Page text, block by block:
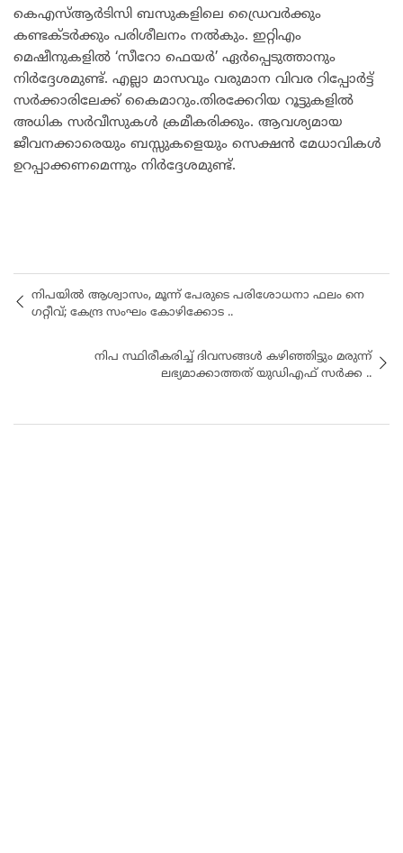
കെഎസ്ആർടിസി ബസുകളിലെ ഡ്രൈവർക്കും
കണ്ടക്ടർക്കും പരിശീലനം നൽകും. ഇറ്റിഎം
മെഷീനുകളിൽ ‘സീറോ ഫെയർ’ ഏർപ്പെടുത്താനും
നിർദ്ദേശമുണ്ട്. എല്ലാ മാസവും വരുമാന വിവര റിപ്പോർട്ട്
സർക്കാരിലേക്ക് കൈമാറും.തിരക്കേറിയ റൂട്ടുകളിൽ
അധിക സർവീസുകൾ ക്രമീകരിക്കും. ആവശ്യമായ
ജീവനക്കാരെയും ബസ്സുകളെയും സെക്ഷൻ മേധാവികൾ
ഉറപ്പാക്കണമെന്നും നിർദ്ദേശമുണ്ട്.
നിപയിൽ ആശ്വാസം, മൂന്ന് പേരുടെ പരിശോധനാ ഫലം നെ​
ഗറ്റീവ്; കേന്ദ്ര സംഘം കോഴിക്കോട ..
നിപ സ്ഥിരീകരിച്ച് ദിവസങ്ങൾ കഴിഞ്ഞിട്ടും മരുന്ന്
ലഭ്യമാക്കാത്തത് യുഡിഎഫ് സർക്ക ..